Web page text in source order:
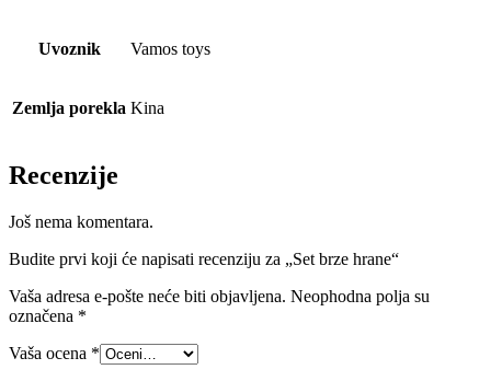
Uvoznik Vamos toys
Zemlja porekla Kina
Recenzije
Još nema komentara.
Budite prvi koji će napisati recenziju za „Set brze hrane“
Vaša adresa e-pošte neće biti objavljena. Neophodna polja su
označena *
Vaša ocena *